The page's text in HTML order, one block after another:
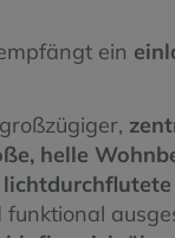
ein
helle
funktional